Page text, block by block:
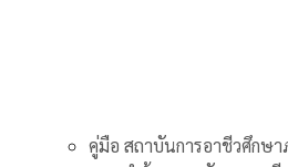
คู่มือ สถาบันการอาชีวศึกษา